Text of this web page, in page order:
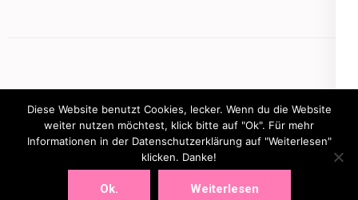
mamasbusiness.de
Diese Website benutzt Cookies, lecker. Wenn du die Website
weiter nutzen möchtest, klick bitte auf "Ok". Für mehr
Informationen in der Datenschutzerklärung auf "Weiterlesen"
klicken. Danke!
Ok. Weiterlesen